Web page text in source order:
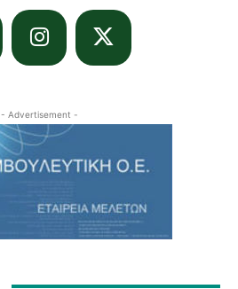
- Advertisement -